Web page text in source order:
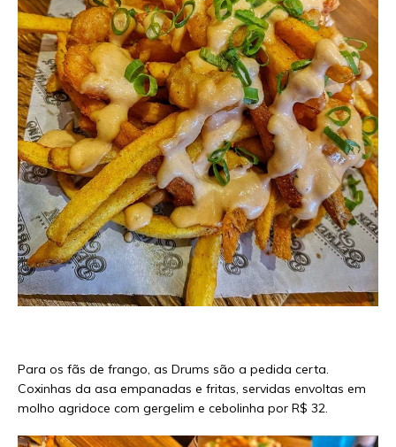
Para os fãs de frango, as Drums são a pedida certa.
Coxinhas da asa empanadas e fritas, servidas envoltas em
molho agridoce com gergelim e cebolinha por R$ 32.